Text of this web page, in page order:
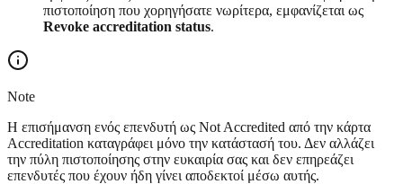
πιστοποίηση που χορηγήσατε νωρίτερα, εμφανίζεται ως
Revoke accreditation status.
Note
Η επισήμανση ενός επενδυτή ως Not Accredited από την κάρτα
Accreditation καταγράφει μόνο την κατάστασή του. Δεν αλλάζει
την πύλη πιστοποίησης στην ευκαιρία σας και δεν επηρεάζει
επενδυτές που έχουν ήδη γίνει αποδεκτοί μέσω αυτής.